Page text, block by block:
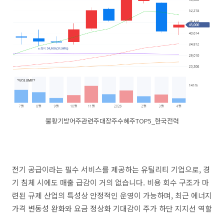
불황기방어주관련주대장주수혜주TOP5_한국전력
전기 공급이라는 필수 서비스를 제공하는 유틸리티 기업으로, 경
기 침체 시에도 매출 급감이 거의 없습니다. 비용 회수 구조가 마
련된 규제 산업의 특성상 안정적인 운영이 가능하며, 최근 에너지
가격 변동성 완화와 요금 정상화 기대감이 주가 하단 지지선 역할